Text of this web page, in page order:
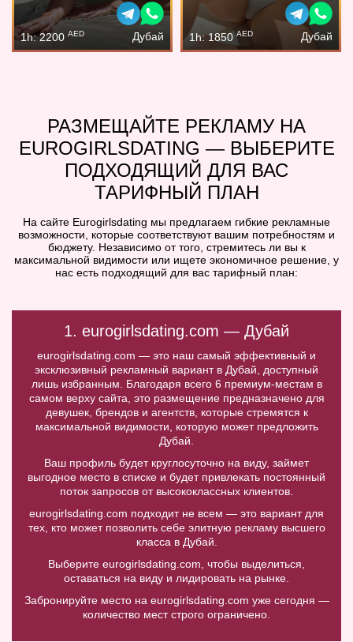
1h: 2200 AED Дубай 1h: 1850AED Дубай
РАЗМЕЩАЙТЕ РЕКЛАМУ НА
EUROGIRLSDATING — ВЫБЕРИТЕ
ПОДХОДЯЩИЙ ДЛЯ ВАС
ТАРИФНЫЙ ПЛАН
На сайте Eurogirlsdating мы предлагаем гибкие рекламные
возможности, которые соответствуют вашим потребностям и
бюджету. Независимо от того, стремитесь ли вы к
максимальной видимости или ищете экономичное решение, у
нас есть подходящий для вас тарифный план:
1. eurogirlsdating.com — Дубай
eurogirlsdating.com — это наш самый эффективный и
эксклюзивный рекламный вариант в Дубай, доступный
лишь избранным. Благодаря всего 6 премиум-местам в
самом верху сайта, это размещение предназначено для
девушек, брендов и агентств, которые стремятся к
максимальной видимости, которую может предложить
Дубай.
Ваш профиль будет круглосуточно на виду, займет
выгодное место в списке и будет привлекать постоянный
поток запросов от высококлассных клиентов.
eurogirlsdating.com подходит не всем — это вариант для
тех, кто может позволить себе элитную рекламу высшего
класса в Дубай.
Выберите eurogirlsdating.com, чтобы выделиться,
оставаться на виду и лидировать на рынке.
Забронируйте место на eurogirlsdating.com уже сегодня —
количество мест строго ограничено.